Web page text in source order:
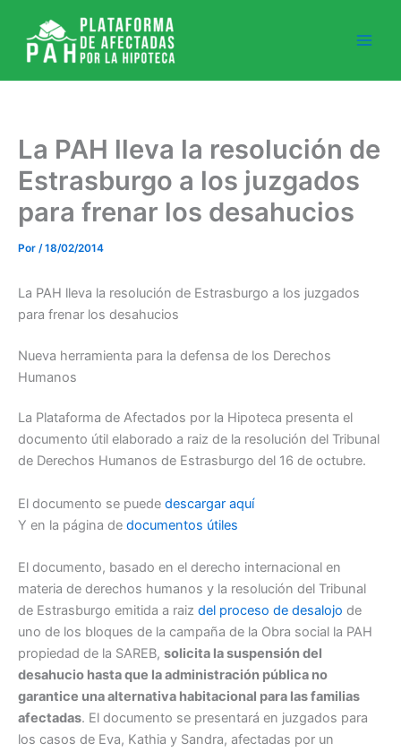
contenido
La PAH lleva la resolución de
Estrasburgo a los juzgados
para frenar los desahucios
Por /18/02/2014
La PAH lleva la resolución de Estrasburgo a los juzgados
para frenar los desahucios
Nueva herramienta para la defensa de los Derechos
Humanos
La Plataforma de Afectados por la Hipoteca presenta el
documento útil elaborado a raiz de la resolución del Tribunal
de Derechos Humanos de Estrasburgo del 16 de octubre.
El documento se puede descargar aquí
Y en la página de documentos útiles
El documento, basado en el derecho internacional en
materia de derechos humanos y la resolución del Tribunal
de Estrasburgo emitida a raiz del proceso de desalojo de
uno de los bloques de la campaña de la Obra social la PAH
propiedad de la SAREB, solicita la suspensión del
desahucio hasta que la administración pública no
garantice una alternativa habitacional para las familias
afectadas. El documento se presentará en juzgados para
los casos de Eva, Kathia y Sandra, afectadas por un